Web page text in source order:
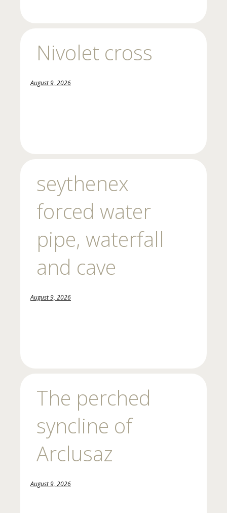
Nivolet cross
August 9, 2026
seythenex
forced water
pipe, waterfall
and cave
August 9, 2026
The perched
syncline of
Arclusaz
August 9, 2026